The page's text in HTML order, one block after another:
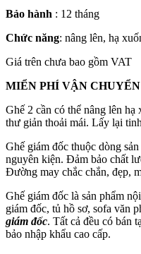
Bảo hành : 12 tháng
Chức năng: nâng lên, hạ
Giá trên chưa bao gồm VAT
MIỂN PHÍ VẬN
Ghế 2 cần có thể nâng lên hạ
thư giản thoải mái. Lấy lại
Ghế giám đốc thuộc dòng
nguyên kiện. Đảm bảo chất
Đường may chắc chắn, đẹp,
Ghế giám đốc là sản phẩm
giám đốc, tủ hồ sơ, sofa văn
giám đốc. Tất cả đều có bán
bảo nhập khẩu cao cấp.